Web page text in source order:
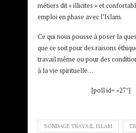
métiers dit « illicites » et
emploi en phase avec l’Islam.
Ce qui nous pousse à poser la
que ce soit pour des raisons
travail même ou pour des
à la vie spirituelle…
[poll id= »27″]
SONDAGE TRAVAIL ISLAM